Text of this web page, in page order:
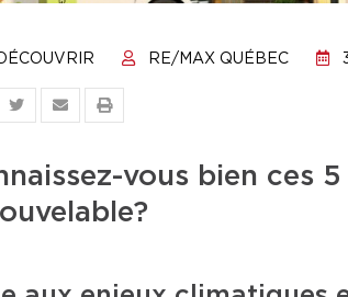
RE/MAX QUÉBEC
vous bien ces